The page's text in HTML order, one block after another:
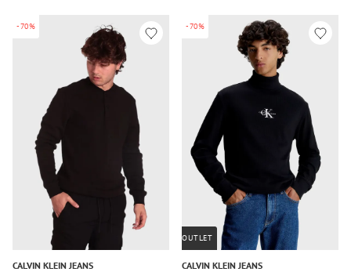
-70%
CALVIN KLEIN JEANS
-70%
OUTLET
CALVIN KLEIN JEANS